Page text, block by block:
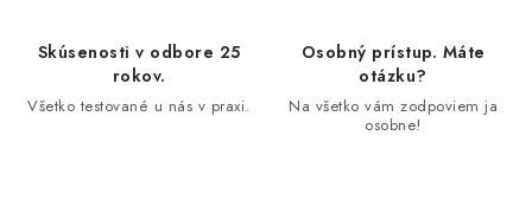
Skúsenosti v odbore 25
rokov.
Všetko testované u nás v praxi.
Osobný prístup. Máte
otázku?
Na všetko vám zodpoviem ja
osobne!